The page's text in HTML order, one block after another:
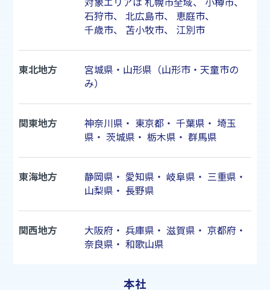
対象エリアは 札幌市全域、 小樽市、
石狩市、 北広島市、 恵庭市、
千歳市、 苫小牧市、 江別市
東北地方
宮城県・山形県（山形市・天童市の
み）
関東地方 神奈川県 ・ 東京都・ 千葉県 ・ 埼玉
県 ・ 茨城県 ・ 栃木県 ・ 群馬県
東海地方 静岡県 ・ 愛知県 ・ 岐阜県 ・ 三重県 ・
山梨県 ・ 長野県
関西地方 大阪府 ・ 兵庫県 ・ 滋賀県 ・ 京都府 ・
奈良県 ・ 和歌山県
本社